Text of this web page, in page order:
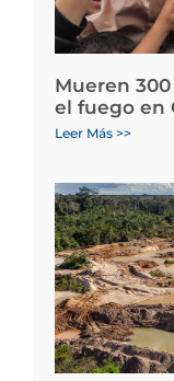
Mueren
el fuego en
Leer Más >>